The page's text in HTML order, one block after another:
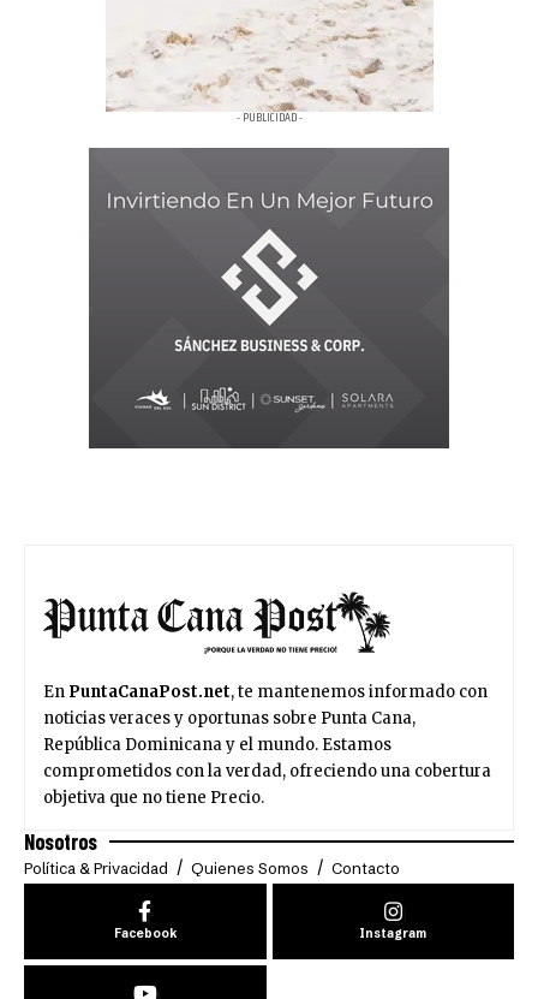
- PUBLICIDAD -
En PuntaCanaPost.net, te mantenemos informado con
noticias veraces y oportunas sobre Punta Cana,
República Dominicana y el mundo. Estamos
comprometidos con la verdad, ofreciendo una cobertura
objetiva que no tiene Precio.
Nosotros
Política & Privacidad Quienes Somos Contacto
Facebook Instagram